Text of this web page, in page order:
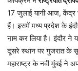
17 जुलाई यानी आज, केंद्र
हैं। इसमें मध्य प्रदेश के
नाम कर लिया है। इंदौर ने
दूसरे स्थान पर गुजरात के
महाराष्ट्र के नवी मुंबई ने